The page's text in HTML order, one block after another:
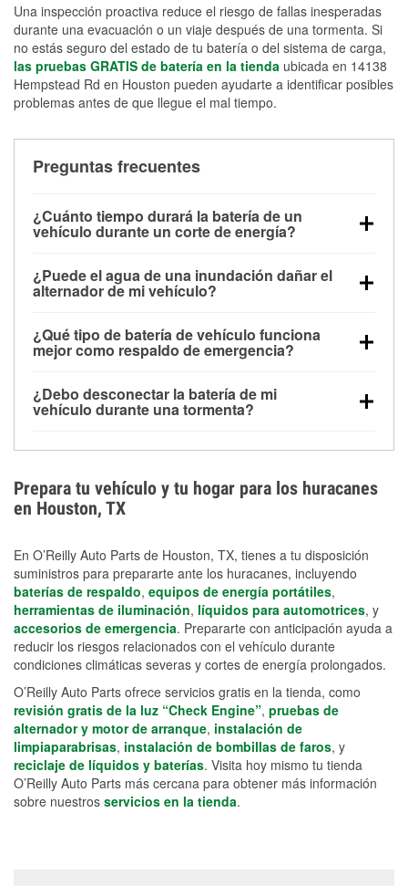
Una inspección proactiva reduce el riesgo de fallas inesperadas
durante una evacuación o un viaje después de una tormenta. Si
no estás seguro del estado de tu batería o del sistema de carga,
las pruebas GRATIS de batería en la tienda ubicada en 14138
Hempstead Rd en Houston pueden ayudarte a identificar posibles
problemas antes de que llegue el mal tiempo.
Preguntas frecuentes
¿Cuánto tiempo durará la batería de un
vehículo durante un corte de energía?
alimentar pequeños accesorios durante un tiempo
limitado, pero el uso repetido sin conducir el vehículo
contar con un equipo de carga de respaldo para
cortes prolongados.
¿Puede el agua de una inundación dañar el
alternador de mi vehículo?
parte baja del compartimento del motor y pueden
dañarse si se sumergen, lo que puede provocar una
días después de la exposición.
¿Qué tipo de batería de vehículo funciona
mejor como respaldo de emergencia?
para aplicaciones de ciclo profundo porque son
selladas, resistentes a las vibraciones y más
¿Debo desconectar la batería de mi
vehículo durante una tormenta?
los daños por inundación. Evitar el agua estancada y
preparar opciones de carga de respaldo son
medidas de protección más efectivas.
Prepara tu vehículo y tu hogar para los huracanes
en Houston, TX
En O’Reilly Auto Parts de Houston, TX, tienes a tu disposición
suministros para prepararte ante los huracanes, incluyendo
baterías de respaldo, equipos de energía portátiles,
herramientas de iluminación, líquidos para automotrices, y
accesorios de emergencia. Prepararte con anticipación ayuda a
reducir los riesgos relacionados con el vehículo durante
condiciones climáticas severas y cortes de energía prolongados.
O’Reilly Auto Parts ofrece servicios gratis en la tienda, como
revisión gratis de la luz “Check Engine”, pruebas de
alternador y motor de arranque, instalación de
limpiaparabrisas, instalación de bombillas de faros, y
reciclaje de líquidos y baterías. Visita hoy mismo tu tienda
O’Reilly Auto Parts más cercana para obtener más información
sobre nuestros servicios en la tienda.